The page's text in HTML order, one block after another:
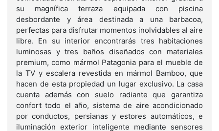
su magnífica terraza equipada con piscina
desbordante y área destinada a una barbacoa,
perfectas para disfrutar momentos inolvidables al aire
libre. En su interior encontrarás tres habitaciones
luminosas y tres baños diseñados con materiales
premium, como mármol Patagonia para el mueble de
la TV y escalera revestida en mármol Bamboo, que
hacen de esta propiedad un lugar exclusivo. La casa
cuenta además con suelo radiante que garantiza
confort todo el año, sistema de aire acondicionado
por conductos, persianas y estores automáticos, e
iluminación exterior inteligente mediante sensores